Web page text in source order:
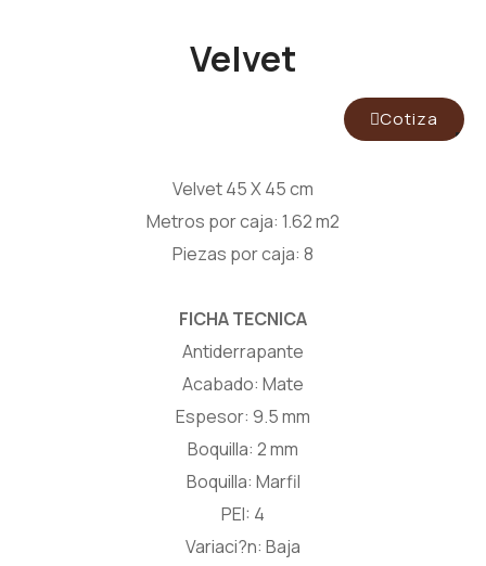
Velvet
Cotiza
Velvet 45 X 45 cm
Metros por caja: 1.62 m2
Piezas por caja: 8
FICHA TECNICA
Antiderrapante
Acabado: Mate
Espesor: 9.5 mm
Boquilla: 2 mm
Boquilla: Marfil
PEI: 4
Variaci?n: Baja